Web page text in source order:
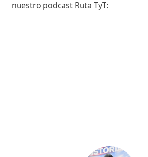
nuestro podcast Ruta TyT: